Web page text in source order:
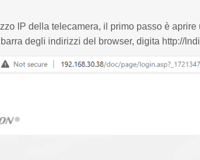
IP della telecamera, il primo passo è
degli indirizzi del browser, digita http://